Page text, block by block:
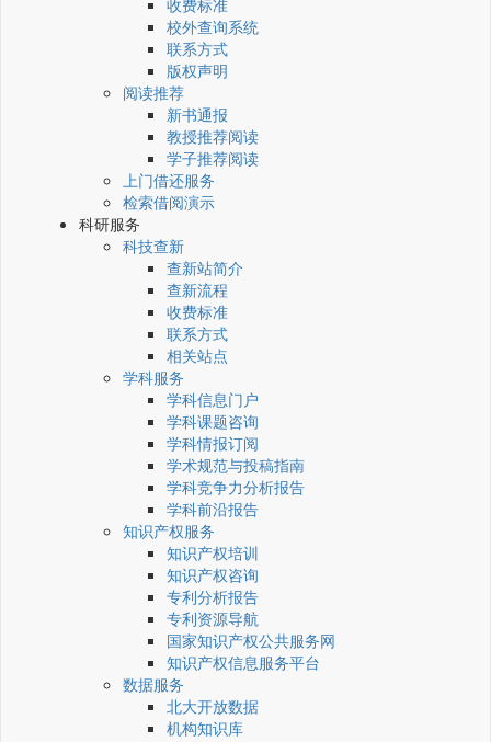
收费标准
校外查询系统
联系方式
版权声明
阅读推荐
新书通报
教授推荐阅读
学子推荐阅读
上门借还服务
检索借阅演示
科研服务
科技查新
查新站简介
查新流程
收费标准
联系方式
相关站点
学科服务
学科信息门户
学科课题咨询
学科情报订阅
学术规范与投稿指南
学科竞争力分析报告
学科前沿报告
知识产权服务
知识产权培训
知识产权咨询
专利分析报告
专利资源导航
国家知识产权公共服务网
知识产权信息服务平台
数据服务
北大开放数据
机构知识库